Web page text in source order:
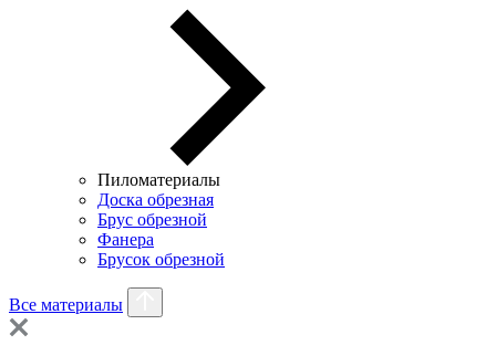
Пиломатериалы
Доска обрезная
Брус обрезной
Фанера
Брусок обрезной
Все материалы